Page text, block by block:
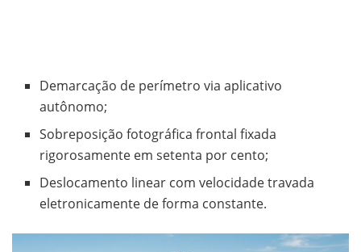
Demarcação de perímetro via aplicativo
autônomo;
Sobreposição fotográfica frontal fixada
rigorosamente em setenta por cento;
Deslocamento linear com velocidade travada
eletronicamente de forma constante.